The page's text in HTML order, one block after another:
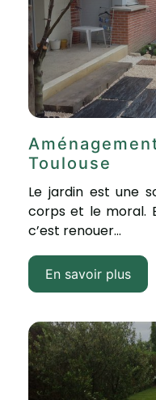
Toulouse
Le jardin est une
corps et le moral.
c’est renouer...
En savoir plus